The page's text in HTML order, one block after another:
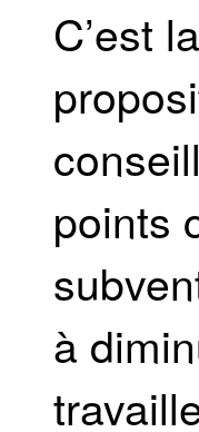
C’est
points
à